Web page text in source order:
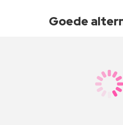
Goede